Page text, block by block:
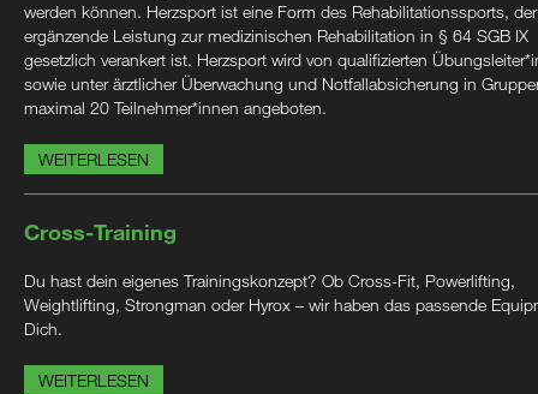
werden können. Herzsport ist eine Form des Rehabilitationssports,
ergänzende Leistung zur medizinischen Rehabilitation in § 64 SGB IX
gesetzlich verankert ist. Herzsport wird von qualifizierten
sowie unter ärztlicher Überwachung und Notfallabsicherung in
maximal 20 Teilnehmer*innen angeboten.
WEITERLESEN
Cross-Training
Du hast dein eigenes Trainingskonzept? Ob Cross-Fit, Powerlifting,
Weightlifting, Strongman oder Hyrox – wir haben das passende
Dich.
WEITERLESEN